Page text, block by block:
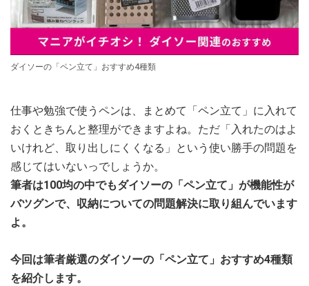
ダイソーの「ペン立て」おすすめ4種類
仕事や勉強で使うペンは、まとめて「ペン立て」に入れて
おくときちんと整理ができますよね。ただ「入れたのはよ
いけれど、取り出しにくくなる」という使い勝手の問題を
感じてはいないっでしょうか。
筆者は100均の中でもダイソーの「ペン立て」が機能性が
バツグンで、収納についての問題解決に取り組んでいます
よ。
今回は筆者厳選のダイソーの「ペン立て」おすすめ4種類
を紹介します。